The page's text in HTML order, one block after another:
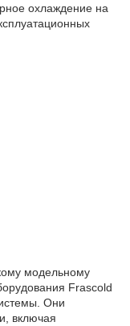
охлаждение на
модельному
Frascold
Они
включая